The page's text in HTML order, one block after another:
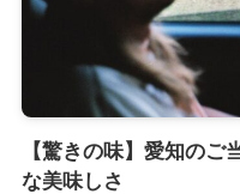
【驚きの味】愛知のご
な美味しさ